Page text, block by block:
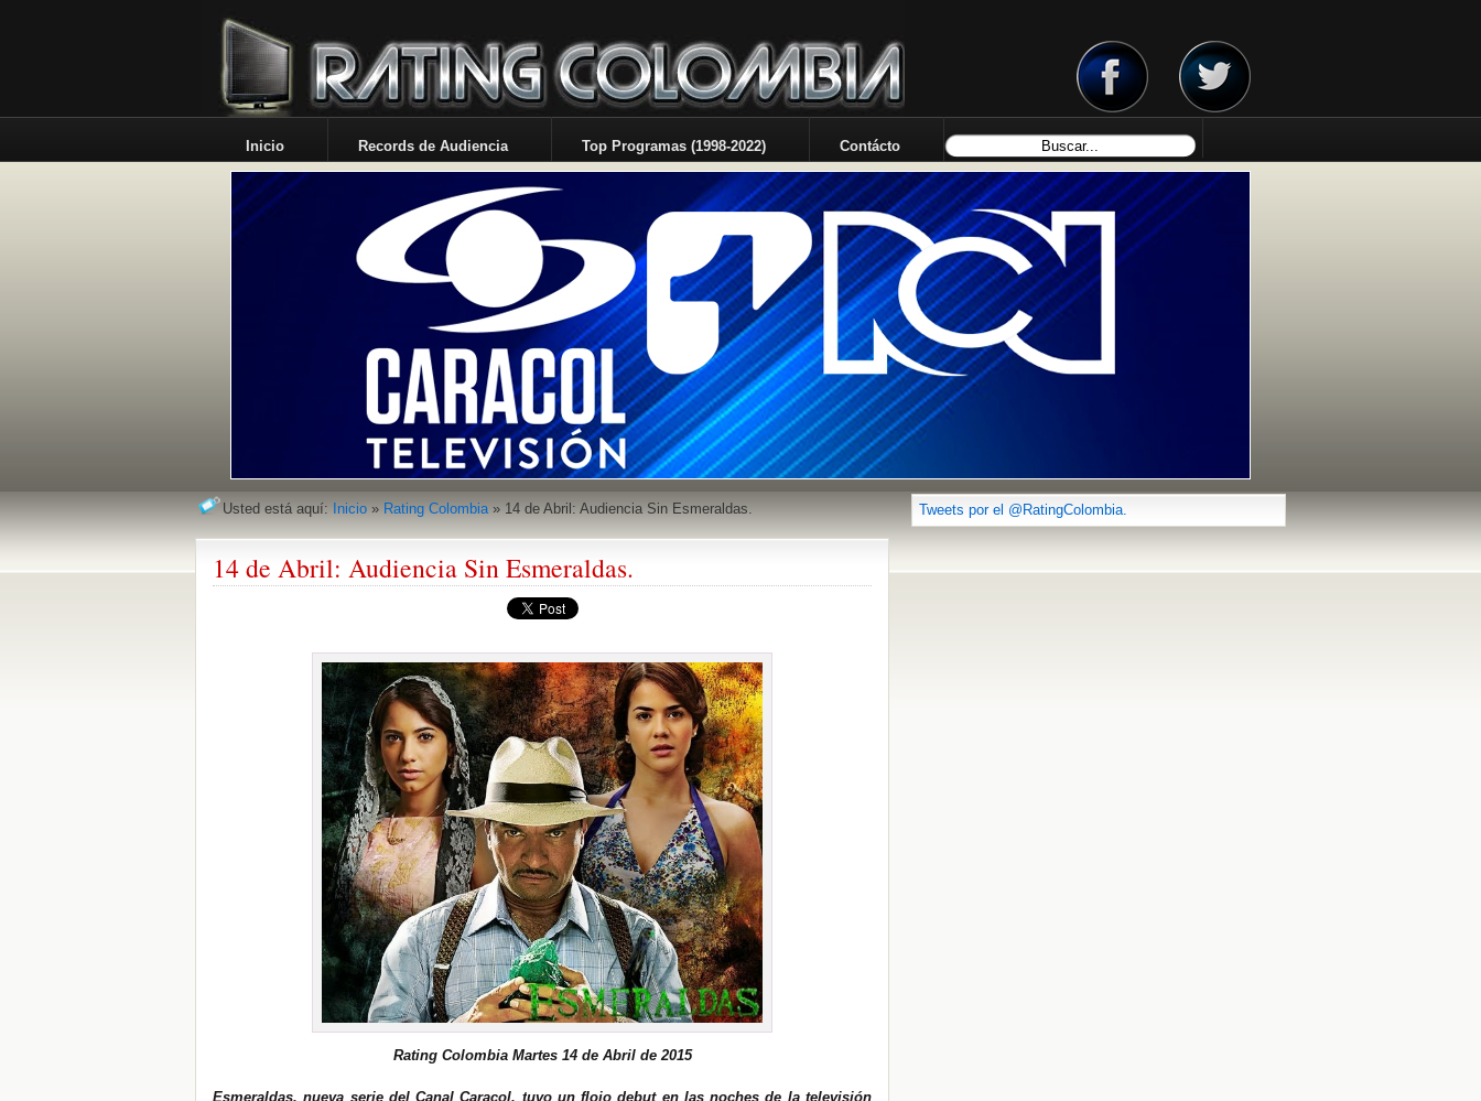
Inicio Records de Audiencia Top Programas (1998-2022) Contácto
Usted está aquí: Inicio » Rating Colombia» 14 de Abril: Audiencia Sin Esmeraldas.
14 de Abril: Audiencia Sin Esmeraldas.
Rating Colombia Martes 14 de Abril de 2015
Esmeraldas, nueva serie del Canal Caracol, tuvo un flojo debut en las noches de la televisión
Tweets por el @RatingColombia.